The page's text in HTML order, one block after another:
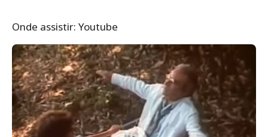
Onde assistir: Youtube